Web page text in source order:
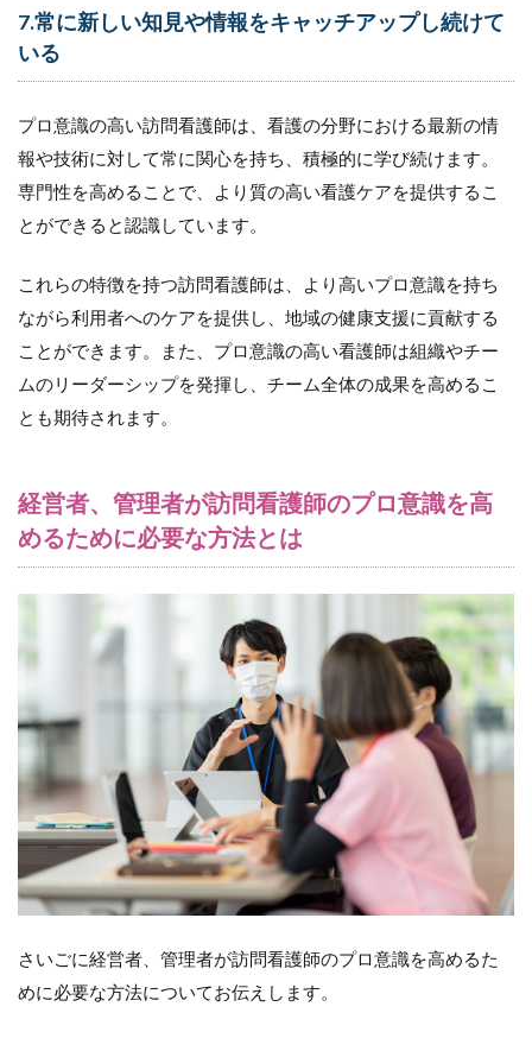
7.常に新しい知見や情報をキャッチアップし続けて
いる
プロ意識の高い訪問看護師は、看護の分野における最新の情
報や技術に対して常に関心を持ち、積極的に学び続けます。
専門性を高めることで、より質の高い看護ケアを提供するこ
とができると認識しています。
これらの特徴を持つ訪問看護師は、より高いプロ意識を持ち
ながら利用者へのケアを提供し、地域の健康支援に貢献する
ことができます。また、プロ意識の高い看護師は組織やチー
ムのリーダーシップを発揮し、チーム全体の成果を高めるこ
とも期待されます。
経営者、管理者が訪問看護師のプロ意識を高
めるために必要な方法とは
さいごに経営者、管理者が訪問看護師のプロ意識を高めるた
めに必要な方法についてお伝えします。